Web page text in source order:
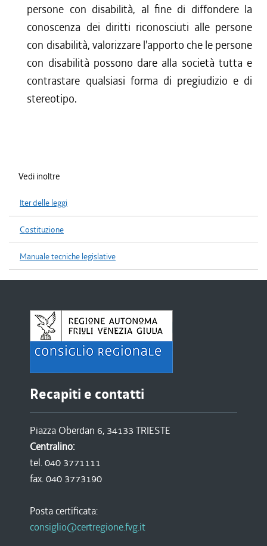
persone con disabilità, al fine di diffondere la
conoscenza dei diritti riconosciuti alle persone
con disabilità, valorizzare l'apporto che le persone
con disabilità possono dare alla società tutta e
contrastare qualsiasi forma di pregiudizio e di
stereotipo.
Vedi inoltre
Iter delle leggi
Costituzione
Manuale tecniche legislative
Recapiti e contatti
Piazza Oberdan 6, 34133 TRIESTE
Centralino:
tel. 040 3771111
fax. 040 3773190
Posta certificata:
consiglio@certregione.fvg.it